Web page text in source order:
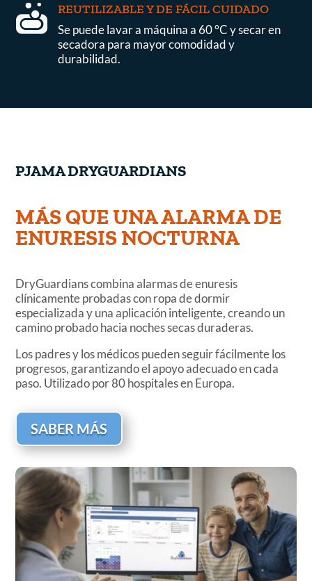
 REUTILIZABLE Y DE FÁCIL CUIDADO
Se puede lavar a máquina a 60 °C y secar en
secadora para mayor comodidad y
durabilidad.
PJAMA DRYGUARDIANS
MÁS QUE UNA ALARMA DE
ENURESIS NOCTURNA
DryGuardians combina alarmas de enuresis
clínicamente probadas con ropa de dormir
especializada y una aplicación inteligente, creando un
camino probado hacia noches secas duraderas.
Los padres y los médicos pueden seguir fácilmente los
progresos, garantizando el apoyo adecuado en cada
paso. Utilizado por 80 hospitales en Europa.
SABER MÁS